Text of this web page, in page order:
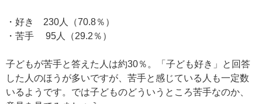
・好き 230人（70.8％）
・苦手 95人（29.2％）
子どもが苦手と答えた人は約30％。「子ども好き」と回答
した人のほうが多いですが、苦手と感じている人も一定数
いるようです。では子どものどういうところ苦手なのか、